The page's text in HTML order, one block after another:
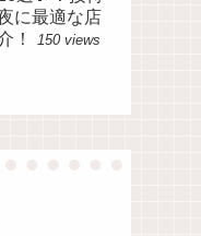
に最適な店
！
150 views